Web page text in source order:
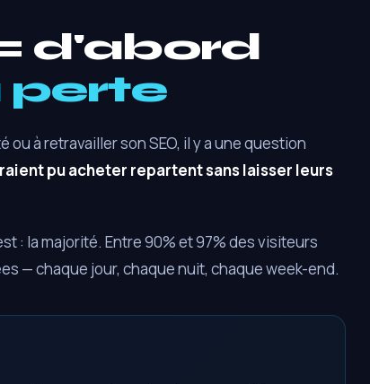
d'abord
perte
à retravailler son SEO, il y a une question
pu acheter repartent sans laisser leurs
: la majorité. Entre 90% et 97% des visiteurs
— chaque jour, chaque nuit, chaque week-end.